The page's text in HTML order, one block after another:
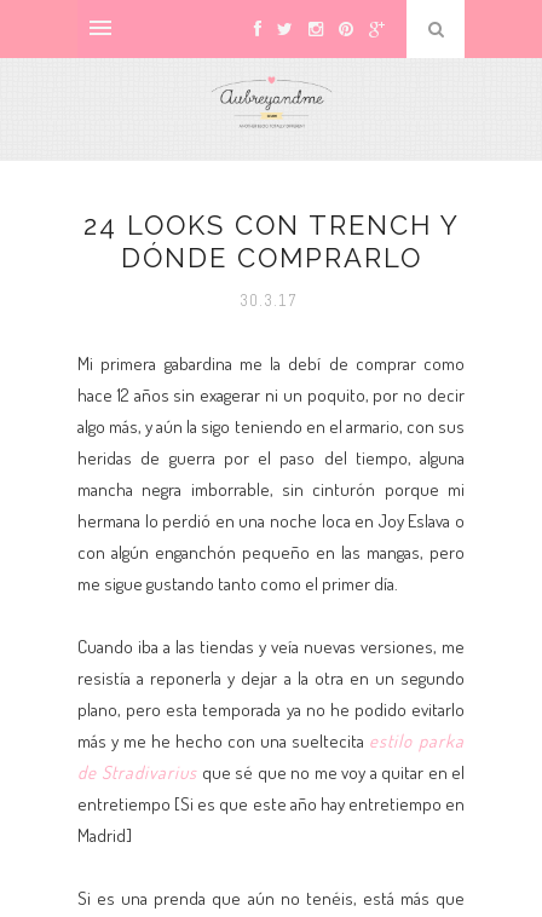
24 LOOKS CON TRENCH Y
DÓNDE COMPRARLO
30.3.17
Mi primera gabardina me la debí de comprar como
hace 12 años sin exagerar ni un poquito, por no decir
algo más, y aún la sigo teniendo en el armario, con sus
heridas de guerra por el paso del tiempo, alguna
mancha negra imborrable, sin cinturón porque mi
hermana lo perdió en una noche loca en Joy Eslava o
con algún enganchón pequeño en las mangas, pero
me sigue gustando tanto como el primer día.
Cuando iba a las tiendas y veía nuevas versiones, me
resistía a reponerla y dejar a la otra en un segundo
plano, pero esta temporada ya no he podido evitarlo
más y me he hecho con una sueltecita estilo parka
de Stradivarius que sé que no me voy a quitar en el
entretiempo [Si es que este año hay entretiempo en
Madrid]
Si es una prenda que aún no tenéis, está más que